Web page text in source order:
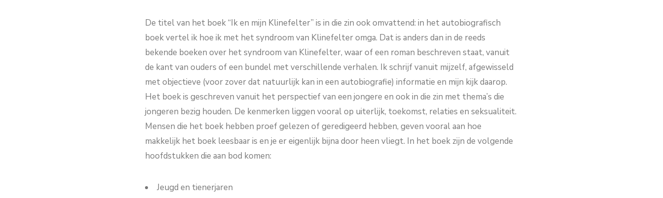
De titel van het boek “Ik en mijn Klinefelter” is in die zin ook omvattend: in het autobiografisch
boek vertel ik hoe ik met het syndroom van Klinefelter omga. Dat is anders dan in de reeds
bekende boeken over het syndroom van Klinefelter, waar of een roman beschreven staat, vanuit
de kant van ouders of een bundel met verschillende verhalen. Ik schrijf vanuit mijzelf, afgewisseld
met objectieve (voor zover dat natuurlijk kan in een autobiografie) informatie en mijn kijk daarop.
Het boek is geschreven vanuit het perspectief van een jongere en ook in die zin met thema’s die
jongeren bezig houden. De kenmerken liggen vooral op uiterlijk, toekomst, relaties en seksualiteit.
Mensen die het boek hebben proef gelezen of geredigeerd hebben, geven vooral aan hoe
makkelijk het boek leesbaar is en je er eigenlijk bijna door heen vliegt. In het boek zijn de volgende
hoofdstukken die aan bod komen:
Jeugd en tienerjaren